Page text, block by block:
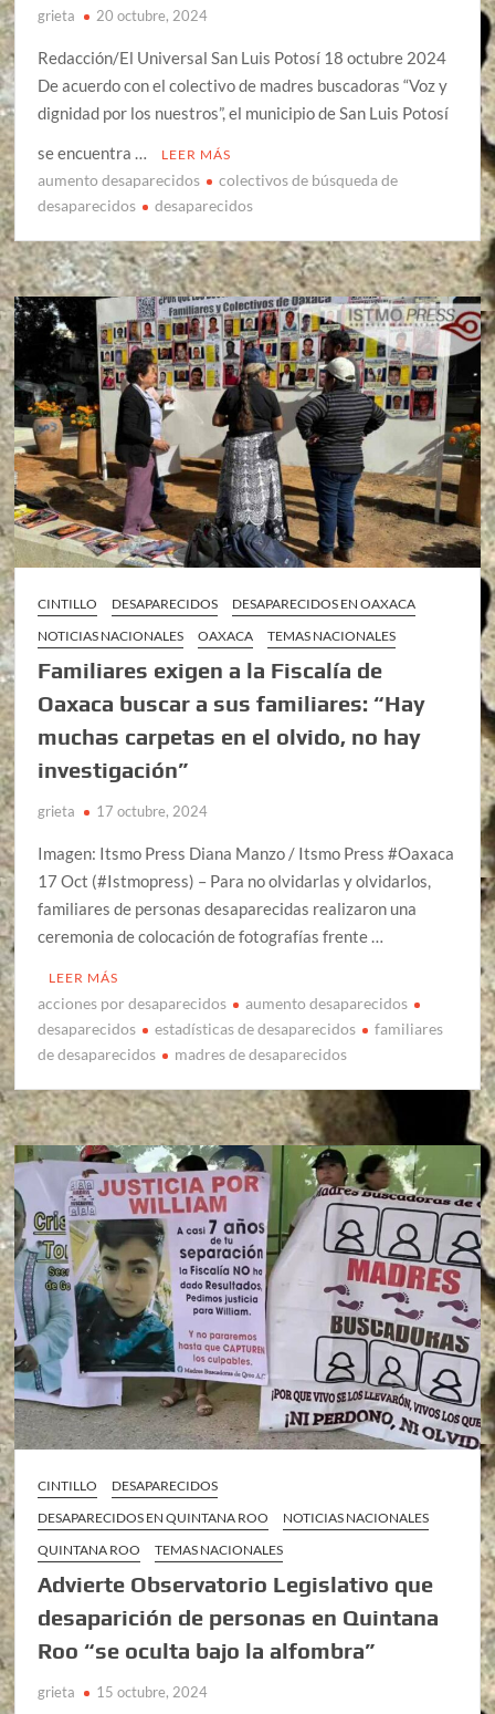
grieta 20 octubre, 2024
Redacción/El Universal San Luis Potosí 18 octubre 2024
De acuerdo con el colectivo de madres buscadoras “Voz y
dignidad por los nuestros”, el municipio de San Luis Potosí
se encuentra …
LEER MÁS
aumento desaparecidos
colectivos de búsqueda de
desaparecidos
desaparecidos
CINTILLO DESAPARECIDOS
DESAPARECIDOS EN OAXACA
NOTICIAS NACIONALES
OAXACA TEMAS NACIONALES
Familiares exigen a la Fiscalía de
Oaxaca buscar a sus familiares: “Hay
muchas carpetas en el olvido, no hay
investigación”
grieta 17 octubre, 2024
Imagen: Itsmo Press Diana Manzo / Itsmo Press #Oaxaca
17 Oct (#Istmopress) – Para no olvidarlas y olvidarlos,
familiares de personas desaparecidas realizaron una
ceremonia de colocación de fotografías frente …
LEER MÁS
acciones por desaparecidos
aumento desaparecidos
desaparecidos
estadísticas de desaparecidos
familiares
de desaparecidos
madres de desaparecidos
CINTILLO
DESAPARECIDOS
DESAPARECIDOS EN QUINTANA ROO
NOTICIAS NACIONALES
QUINTANA ROO
TEMAS NACIONALES
Advierte Observatorio Legislativo que
desaparición de personas en Quintana
Roo “se oculta bajo la alfombra”
grieta 15 octubre, 2024